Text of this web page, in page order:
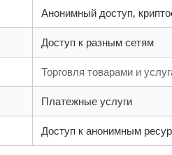
Анонимный доступ,
Доступ к разным сетям
Торговля товарами и
Платежные услуги
Доступ к анонимным